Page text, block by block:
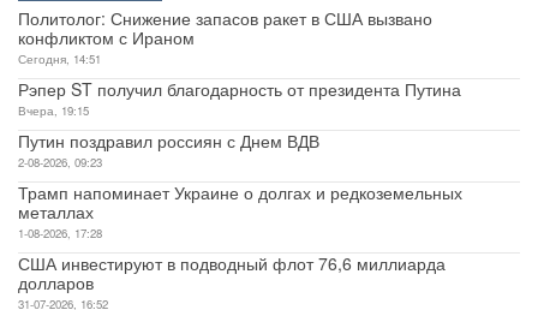
Политолог: Снижение запасов ракет в США вызвано
конфликтом с Ираном
Сегодня, 14:51
Рэпер ST получил благодарность от президента Путина
Вчера, 19:15
Путин поздравил россиян с Днем ВДВ
2-08-2026, 09:23
Трамп напоминает Украине о долгах и редкоземельных
металлах
1-08-2026, 17:28
США инвестируют в подводный флот 76,6 миллиарда
долларов
31-07-2026, 16:52